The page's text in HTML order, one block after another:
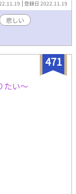
登録日 2022.11.19
悲しい
471
たい〜